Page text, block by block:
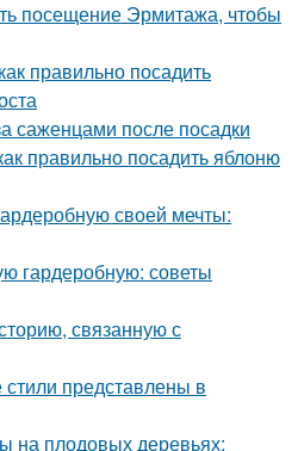
посещение Эрмитажа, чтобы
правильно посадить
саженцами после посадки
правильно посадить яблоню
своей мечты:
гардеробную: советы
связанную с
стили представлены в
на плодовых деревьях: